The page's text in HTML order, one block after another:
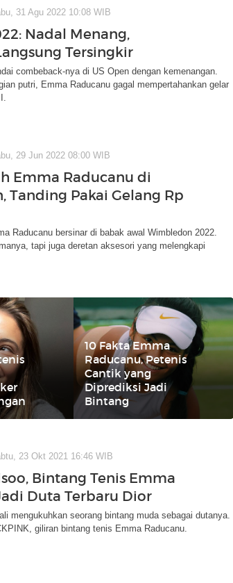
31 Agu 2022 10:08 WIB
Nadal Menang,
Tersingkir
combeback-nya di US Open dengan kemenangan.
putri, Emma Raducanu gagal mempertahankan gelar
29 Jun 2022 08:00 WIB
Emma Raducanu di
Tanding Pakai Gelang Rp
Raducanu bersinar di babak awal Wimbledon 2022.
tapi juga deretan aksesori yang melengkapi
10 Fakta Emma
Raducanu, Petenis
Cantik yang
Diprediksi Jadi
Bintang
23 Okt 2021 16:46 WIB
Bintang Tenis Emma
Duta Terbaru Dior
mengukuhkan seorang bintang muda sebagai dutanya.
giliran bintang tenis Emma Raducanu.